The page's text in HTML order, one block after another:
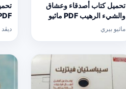
تحميل كتاب أصدقاء وعشاق
والشيء الرهيب PDF ماثيو
بيري مجانا برابط مباشر
ماثيو بيري